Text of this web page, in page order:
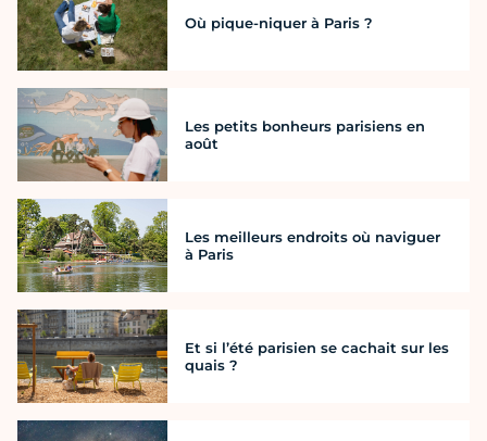
Où pique-niquer à Paris ?
Les petits bonheurs parisiens en
août
Les meilleurs endroits où naviguer
à Paris
Et si l’été parisien se cachait sur les
quais ?